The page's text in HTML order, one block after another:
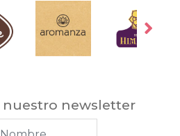
nuestro newsletter